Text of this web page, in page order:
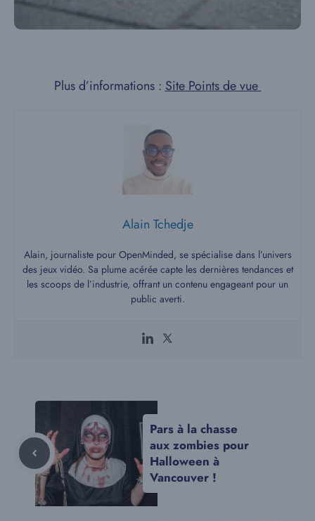
Plus d’informations : Site Points de vue
Alain Tchedje
Alain, journaliste pour OpenMinded, se spécialise dans l’univers
des jeux vidéo. Sa plume acérée capte les dernières tendances et
les scoops de l’industrie, offrant un contenu engageant pour un
public averti.
Pars à la chasse
aux zombies pour
Halloween à
Vancouver !